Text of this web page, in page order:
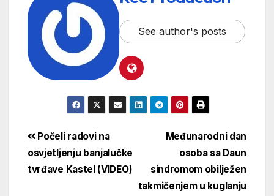
See author's posts
Međunarodni dan
osoba sa Daun
sindromom obilježen
takmičenjem u kuglanju
Počeli radovi na
osvjetljenju banjalučke
tvrđave Kastel (VIDEO)